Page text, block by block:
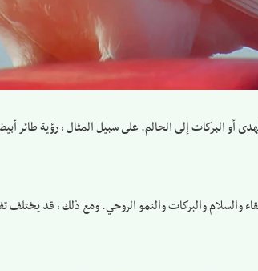
أو البركات إلى الحالم. على سبيل المثال ، رؤية طائر
والسلام والبركات والنمو الروحي. ومع ذلك ، قد